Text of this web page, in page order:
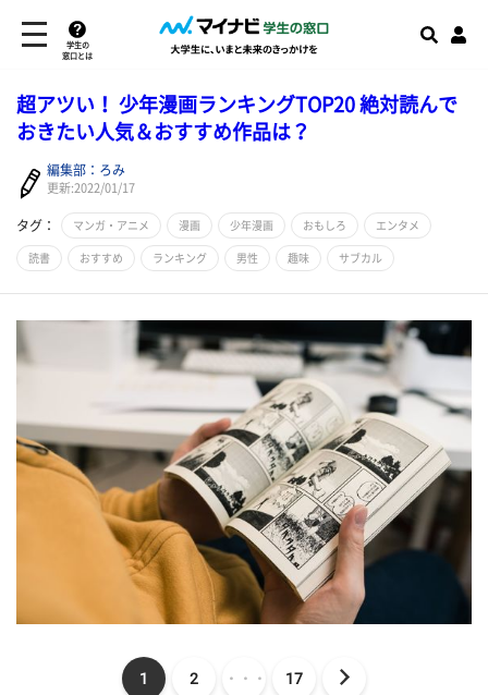
学生の
窓口とは
超アツい！ 少年漫画ランキングTOP20 絶対読んで
おきたい人気＆おすすめ作品は？
編集部：ろみ
更新:2022/01/17
タグ： マンガ・アニメ 漫画 少年漫画 おもしろ エンタメ
読書 おすすめ ランキング 男性 趣味 サブカル
1 2 ・・・ 17